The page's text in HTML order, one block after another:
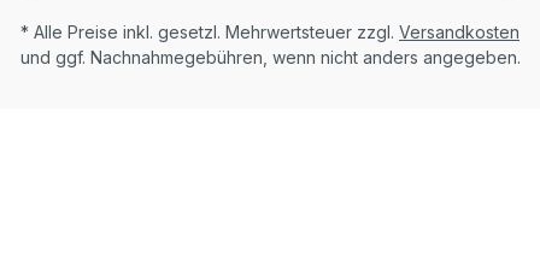
* Alle Preise inkl. gesetzl. Mehrwertsteuer zzgl. Versandkosten
und ggf. Nachnahmegebühren, wenn nicht anders angegeben.